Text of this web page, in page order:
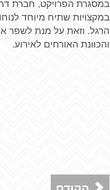
במסגרת הפרויקט, חברת
במקצויות שתיח מיוחד
הרגל. וזאת על מנת לשפר
והכוונת האורחים לאירוע.